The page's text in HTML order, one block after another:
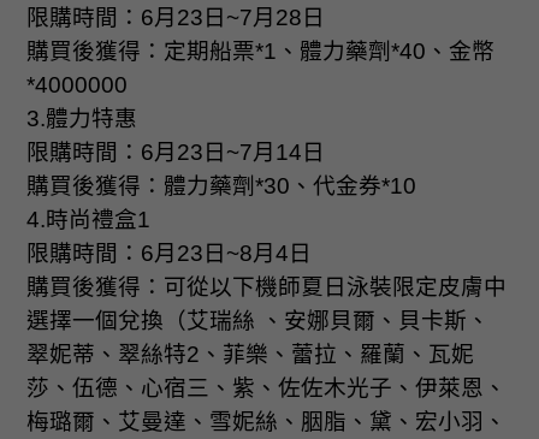
限購時間： 6月 23 日 ~7月 28 日
購買後獲得：定期船票*1 、體力藥劑*40 、金幣
*4000000
3.體力特惠
限購時間： 6月 23 日 ~7月 14 日
購買後獲得：體力藥劑*30 、代金券*10
4.時尚禮盒1
限購時間： 6月 23 日 ~8月4 日
購買後獲得：可從以下機師夏日泳裝限定皮膚中
選擇一個兌換（艾瑞絲 、安娜貝爾、貝卡斯、
翠妮蒂、翠絲特2 、菲樂、蕾拉、羅蘭、瓦妮
莎、伍德、心宿三、紫、佐佐木光子、伊萊恩、
梅璐爾、艾曼達、雪妮絲、胭脂、黛、宏小羽、